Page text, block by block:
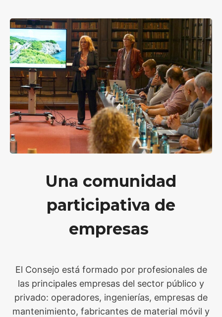
Una comunidad
participativa de
empresas
El Consejo está formado por profesionales de
las principales empresas del sector público y
privado: operadores, ingenierías, empresas de
mantenimiento, fabricantes de material móvil y